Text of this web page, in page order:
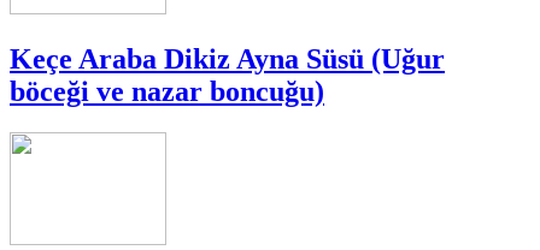
Keçe Araba Dikiz Ayna Süsü (Uğur
böceği ve nazar boncuğu)